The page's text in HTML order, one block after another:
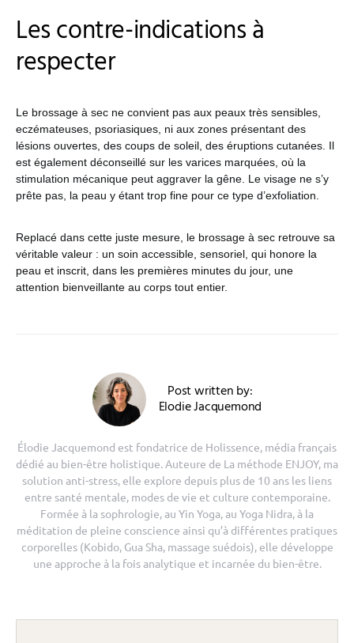
Les contre-indications à
respecter
Le brossage à sec ne convient pas aux peaux très sensibles,
eczémateuses, psoriasiques, ni aux zones présentant des
lésions ouvertes, des coups de soleil, des éruptions cutanées. Il
est également déconseillé sur les varices marquées, où la
stimulation mécanique peut aggraver la gêne. Le visage ne s’y
prête pas, la peau y étant trop fine pour ce type d’exfoliation.
Replacé dans cette juste mesure, le brossage à sec retrouve sa
véritable valeur : un soin accessible, sensoriel, qui honore la
peau et inscrit, dans les premières minutes du jour, une
attention bienveillante au corps tout entier.
Post written by:
Elodie Jacquemond
Élodie Jacquemond est fondatrice de Holissence, média français
dédié au bien-être holistique. Auteure de La méthode ENJOY, ma
solution anti-stress, elle explore depuis plus de 10 ans les liens
entre santé mentale, modes de vie et culture contemporaine.
Formée à la sophrologie, au Yin Yoga, au Yoga Nidra, à la
méditation de pleine conscience ainsi qu’à différentes pratiques
corporelles (Kobido, Gua Sha, massage suédois), elle développe
une approche à la fois analytique et incarnée du bien-être.